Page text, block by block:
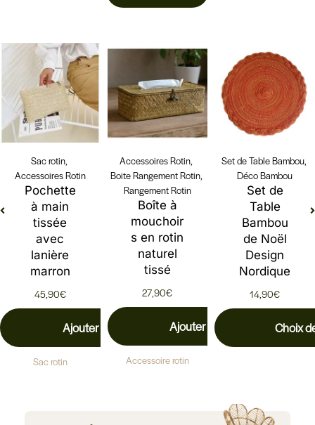
Sac rotin,
Accessoires Rotin
Pochette
à main
tissée
avec
lanière
marron
45,90€
Ajouter au panier
Sac rotin
Accessoires Rotin,
Boite Rangement Rotin,
Rangement Rotin
Boîte à
mouchoir
s en rotin
naturel
tissé
27,90€
Ajouter au panier
Accessoire rotin
Set de Table Bambou,
Déco Bambou
Set de
Table
Bambou
de Noël
Design
Nordique
14,90€
Choix